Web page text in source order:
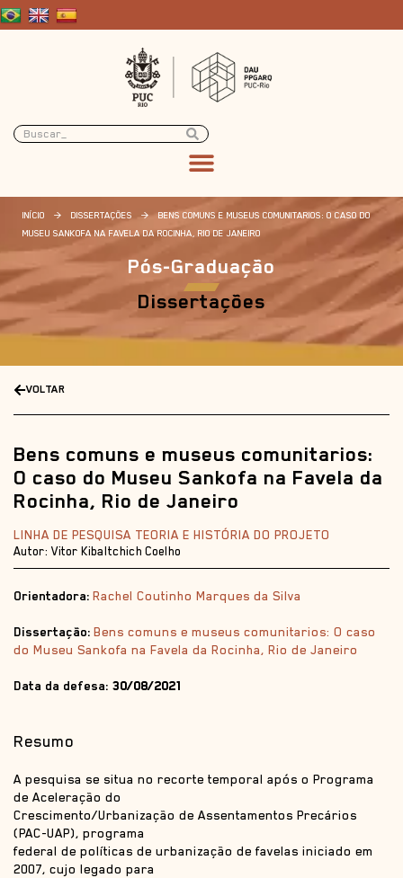
INÍCIO > DISSERTAÇÕES >
BENS COMUNS E MUSEUS COMUNITARIOS: O CASO DO
MUSEU SANKOFA NA FAVELA DA ROCINHA, RIO DE JANEIRO
Pós-Graduação
Dissertações
VOLTAR
Bens comuns e museus comunitarios:
O caso do Museu Sankofa na Favela da
Rocinha, Rio de Janeiro
LINHA DE PESQUISA TEORIA E HISTÓRIA DO PROJETO
Autor: Vitor Kibaltchich Coelho
Orientadora: Rachel Coutinho Marques da Silva
Dissertação: Bens comuns e museus comunitarios: O caso
do Museu Sankofa na Favela da Rocinha, Rio de Janeiro
Data da defesa: 30/08/2021
Resumo
A pesquisa se situa no recorte temporal após o Programa
de Aceleração do
Crescimento/Urbanização de Assentamentos Precários
(PAC-UAP), programa
federal de políticas de urbanização de favelas iniciado em
2007, cujo legado para